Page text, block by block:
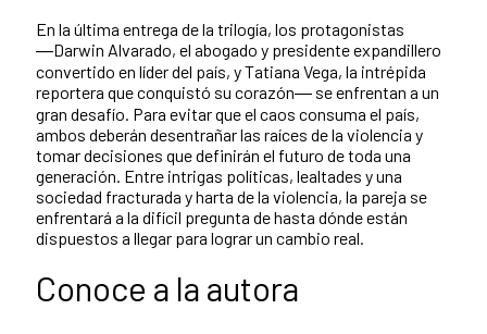
En la última entrega de la trilogía, los protagonistas
―Darwin Alvarado, el abogado y presidente expandillero
convertido en líder del país, y Tatiana Vega, la intrépida
reportera que conquistó su corazón― se enfrentan a un
gran desafío. Para evitar que el caos consuma el país,
ambos deberán desentrañar las raíces de la violencia y
tomar decisiones que definirán el futuro de toda una
generación. Entre intrigas políticas, lealtades y una
sociedad fracturada y harta de la violencia, la pareja se
enfrentará a la difícil pregunta de hasta dónde están
dispuestos a llegar para lograr un cambio real.
Conoce a la autora